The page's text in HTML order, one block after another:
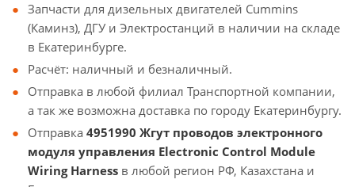
Запчасти для дизельных двигателей Cummins
(Каминз), ДГУ и Электростанций в наличии на складе
в Екатеринбурге.
Расчёт: наличный и безналичный.
Отправка в любой филиал Транспортной компании,
а так же возможна доставка по городу Екатеринбургу.
Отправка 4951990 Жгут проводов электронного
модуля управления Electronic Control Module
Wiring Harness в любой регион РФ, Казахстана и